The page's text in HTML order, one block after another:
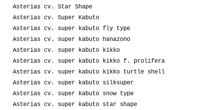
Asterias cv. Star Shape
Asterias cv. Super Kabuto
Asterias cv. super kabuto fly type
Asterias cv. super kabuto hanazono
Asterias cv. super kabuto kikko
Asterias cv. super kabuto kikko f. prolifera
Asterias cv. super kabuto kikko turtle shell
Asterias cv. super kabuto silksuper
Asterias cv. super kabuto snow type
Asterias cv. super kabuto star shape